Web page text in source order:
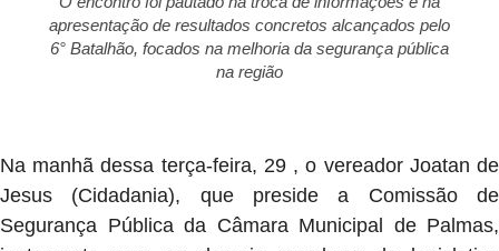
apresentação de resultados concretos alcançados pelo
6° Batalhão, focados na melhoria da segurança pública
na região
Na manhã dessa terça-feira, 29 , o vereador Joatan de
Jesus (Cidadania), que preside a Comissão de
Segurança Pública da Câmara Municipal de Palmas,